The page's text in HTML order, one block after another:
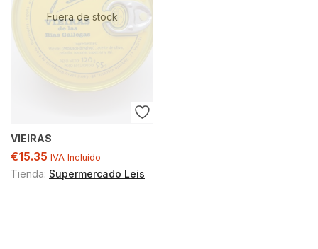
Fuera de stock
VIEIRAS
€15.35 IVA Incluído
Tienda: Supermercado Leis